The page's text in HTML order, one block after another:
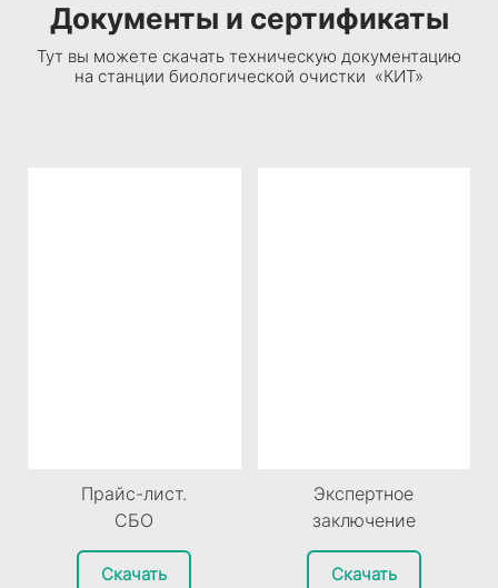
Документы и сертификаты
Тут вы можете скачать техническую документацию
на станции биологической очистки «КИТ»
Прайс-лист.
СБО
Скачать
Экспертное
заключение
Скачать